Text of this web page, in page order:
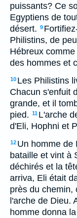
puissants? Ce
Egyptiens de
désert. 9
Philistins, de
Hébreux
des hommes et
10 Les Philistins
Chacun s'enfuit
grande, et il
pied. 11 L'arche
d'Eli, Hophni et
12 Un homme de
bataille et vint à
déchirés et la
arriva, Eli était
près du chemin,
l'arche de Dieu.
homme donna